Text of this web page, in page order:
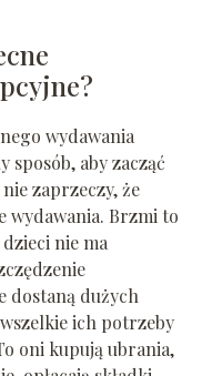
wydawania
sposób, aby zacząć
zaprzeczy, że
wydawania. Brzmi to
nie ma
dostaną dużych
ich potrzeby
oni kupują ubrania,